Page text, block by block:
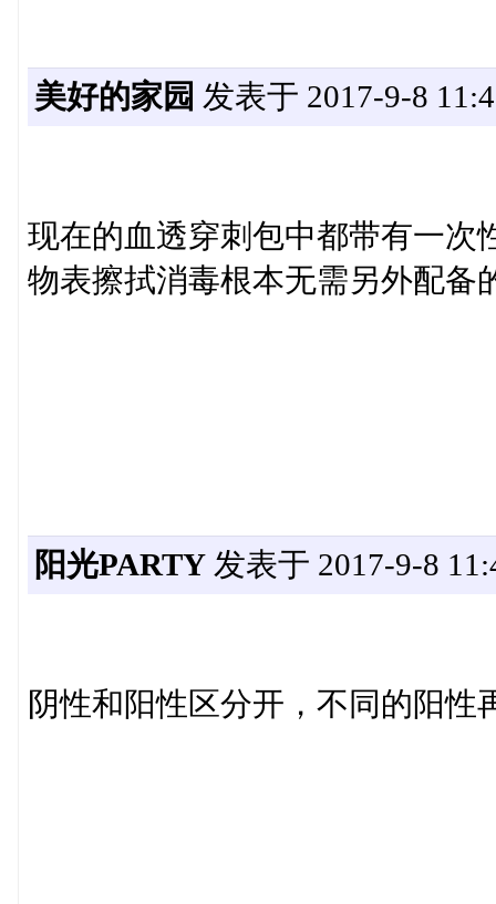
美好的家园 发表于 2017-9-8
现在的血透穿刺包中都带有一次
物表擦拭消毒根本无需另外配备
阳光PARTY发表于 2017-9-8
阴性和阳性区分开，不同的阳性